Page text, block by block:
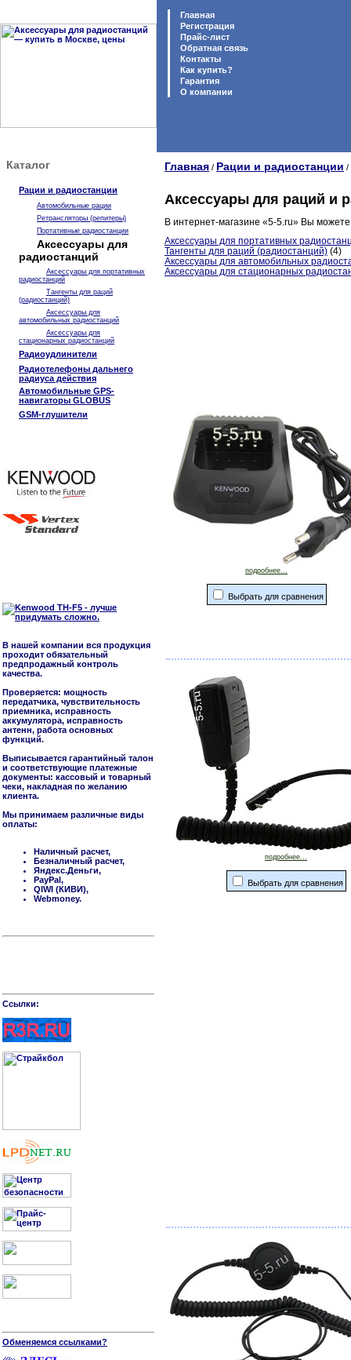
Главная
Регистрация
Прайс-лист
Обратная связь
Контакты
Как купить?
Гарантия
O компании
Каталог
Рации и радиостанции
Автомобильные рации
Ретрансляторы (репитеры)
Портативные радиостанции
Аксессуары для
радиостанций
Аксессуары для портативных
радиостанций
Тангенты для раций
(радиостанций)
Аксессуары для
автомобильных радиостанций
Аксессуары для
стационарных радиостанций
Радиоудлинители
Радиотелефоны дальнего
радиуса действия
Автомобильные GPS-
навигаторы GLOBUS
GSM-глушители
В нашей компании вся продукция
проходит обязательный
предпродажный контроль
качества.
Проверяется: мощность
передатчика, чувствительность
приемника, исправность
аккумулятора, исправность
антенн, работа основных
функций.
Выписывается гарантийный талон
и соответствующие платежные
документы: кассовый и товарный
чеки, накладная по желанию
клиента.
Мы принимаем различные виды
оплаты:
Наличный расчет,
Безналичный расчет,
Яндекс.Деньги,
PayPal,
QIWI (КИВИ),
Webmoney.
Cсылки:
Обменяемся ссылками?
Главная / Рации и радиостанции /
Аксессуары для раций и
В интернет-магазине «5-5.ru» Вы
Аксессуары для портативных
Тангенты для раций (радиостанций) (4)
Аксессуары для автомобильных
Аксессуары для стационарных
подробнее...
Выбрать для сравнения
подробнее...
Выбрать для сравнения